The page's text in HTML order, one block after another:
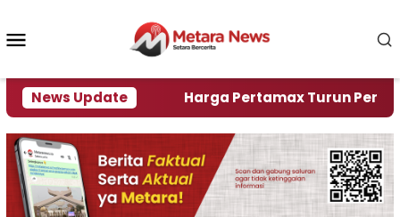
konten
News Update
Krisi Air Harga Pertamax Turun Per Hari